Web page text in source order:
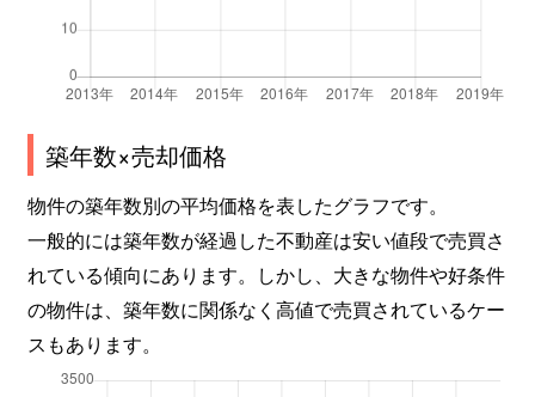
築年数×売却価格
物件の築年数別の平均価格を表したグラフです。
一般的には築年数が経過した不動産は安い値段で売買さ
れている傾向にあります。しかし、大きな物件や好条件
の物件は、築年数に関係なく高値で売買されているケー
スもあります。